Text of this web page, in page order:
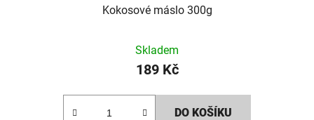
Kokosové máslo 300g
Skladem
189 Kč
DO KOŠÍKU